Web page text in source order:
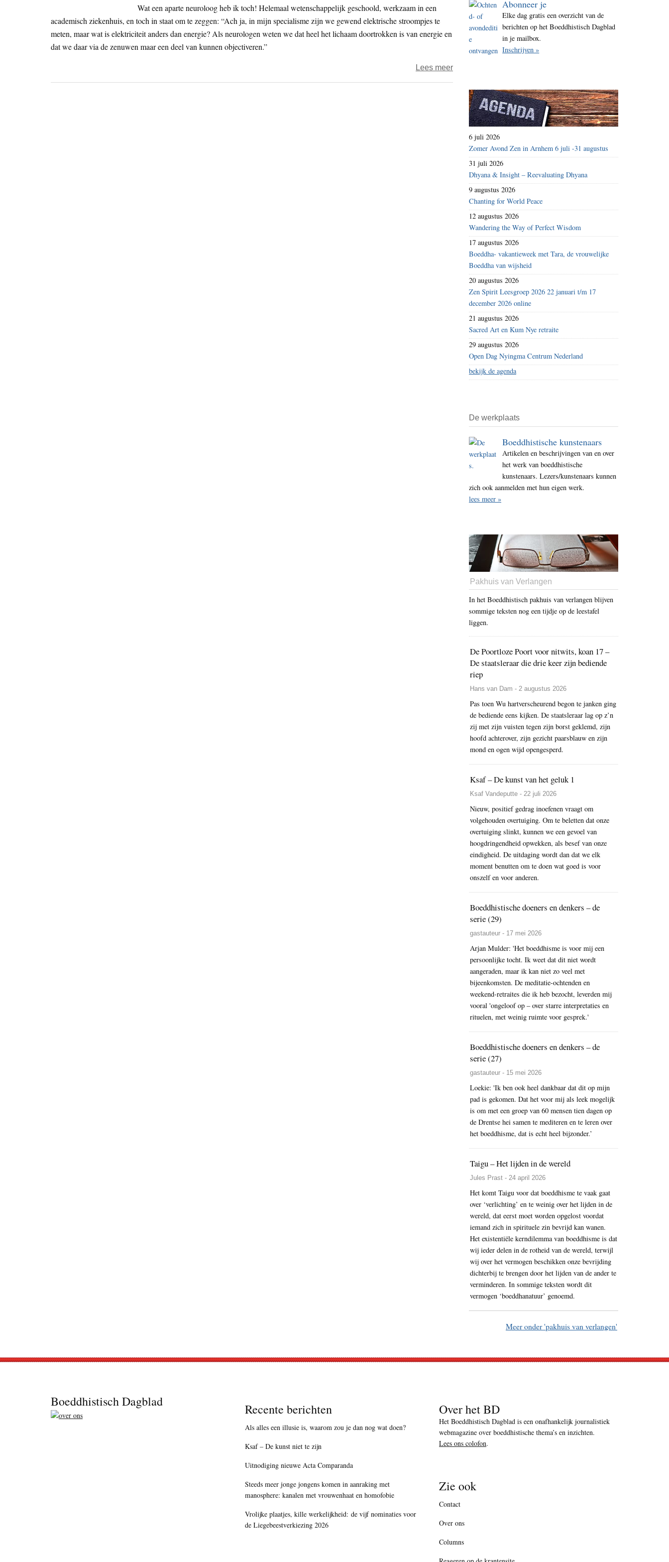
i
t
Wat een aparte neuroloog heb ik toch! Helemaal wetenschappelijk geschoold, werkzaam in een
academisch ziekenhuis, en toch in staat om te zeggen: “Ach ja, in mijn specialisme zijn we gewend elektrische stroompjes te
meten, maar wat is elektriciteit anders dan energie? Als neurologen weten we dat heel het lichaam doortrokken is van energie en
dat we daar via de zenuwen maar een deel van kunnen objectiveren.”
Lees meerover
Abonneer je
Elke dag gratis een overzicht van de
berichten op het Boeddhistisch Dagblad
in je mailbox.
Inschrijven »
6 juli 2026
Zomer Avond Zen in Arnhem 6 juli -31 augustus
31 juli 2026
Dhyana & Insight – Reevaluating Dhyana
9 augustus 2026
Chanting for World Peace
12 augustus 2026
Wandering the Way of Perfect Wisdom
17 augustus 2026
Boeddha- vakantieweek met Tara, de vrouwelijke
Boeddha van wijsheid
20 augustus 2026
Zen Spirit Leesgroep 2026 22 januari t/m 17
december 2026 online
21 augustus 2026
Sacred Art en Kum Nye retraite
29 augustus 2026
Open Dag Nyingma Centrum Nederland
bekijk de agenda
De werkplaats
Boeddhistische kunstenaars
Artikelen en beschrijvingen van en over
het werk van boeddhistische
kunstenaars. Lezers/kunstenaars kunnen
zich ook aanmelden met hun eigen werk.
lees meer »
Pakhuis van Verlangen
In het Boeddhistisch pakhuis van verlangen blijven
sommige teksten nog een tijdje op de leestafel
liggen.
De Poortloze Poort voor nitwits, koan 17 –
De staatsleraar die drie keer zijn bediende
riep
Hans van Dam - 2 augustus 2026
Pas toen Wu hartverscheurend begon te janken ging
de bediende eens kijken. De staatsleraar lag op z’n
zij met zijn vuisten tegen zijn borst geklemd, zijn
hoofd achterover, zijn gezicht paarsblauw en zijn
mond en ogen wijd opengesperd.
Ksaf – De kunst van het geluk 1
Ksaf Vandeputte - 22 juli 2026
Nieuw, positief gedrag inoefenen vraagt om
volgehouden overtuiging. Om te beletten dat onze
overtuiging slinkt, kunnen we een gevoel van
hoogdringendheid opwekken, als besef van onze
eindigheid. De uitdaging wordt dan dat we elk
moment benutten om te doen wat goed is voor
onszelf en voor anderen.
Boeddhistische doeners en denkers – de
serie (29)
gastauteur - 17 mei 2026
Arjan Mulder: 'Het boeddhisme is voor mij een
persoonlijke tocht. Ik weet dat dit niet wordt
aangeraden, maar ik kan niet zo veel met
bijeenkomsten. De meditatie-ochtenden en
weekend-retraites die ik heb bezocht, leverden mij
vooral 'ongeloof op – over starre interpretaties en
rituelen, met weinig ruimte voor gesprek.'
Boeddhistische doeners en denkers – de
serie (27)
gastauteur - 15 mei 2026
Loekie: 'Ik ben ook heel dankbaar dat dit op mijn
pad is gekomen. Dat het voor mij als leek mogelijk
is om met een groep van 60 mensen tien dagen op
de Drentse hei samen te mediteren en te leren over
het boeddhisme, dat is echt heel bijzonder.’
Taigu – Het lijden in de wereld
Jules Prast - 24 april 2026
Het komt Taigu voor dat boeddhisme te vaak gaat
over ‘verlichting’ en te weinig over het lijden in de
wereld, dat eerst moet worden opgelost voordat
iemand zich in spirituele zin bevrijd kan wanen.
Het existentiële kerndilemma van boeddhisme is dat
wij ieder delen in de rotheid van de wereld, terwijl
wij over het vermogen beschikken onze bevrijding
dichterbij te brengen door het lijden van de ander te
verminderen. In sommige teksten wordt dit
vermogen ‘boeddhanatuur’ genoemd.
Meer onder 'pakhuis van verlangen'
Boeddhistisch Dagblad Recente berichten
Als alles een illusie is, waarom zou je dan nog wat doen?
Ksaf – De kunst niet te zijn
Uitnodiging nieuwe Acta Comparanda
Steeds meer jonge jongens komen in aanraking met
manosphere: kanalen met vrouwenhaat en homofobie
Vrolijke plaatjes, kille werkelijkheid: de vijf nominaties voor
de Liegebeestverkiezing 2026
Over het BD
Het Boeddhistisch Dagblad is een onafhankelijk journalistiek
webmagazine over boeddhistische thema’s en inzichten.
Lees ons colofon.
Zie ook
Contact
Over ons
Columns